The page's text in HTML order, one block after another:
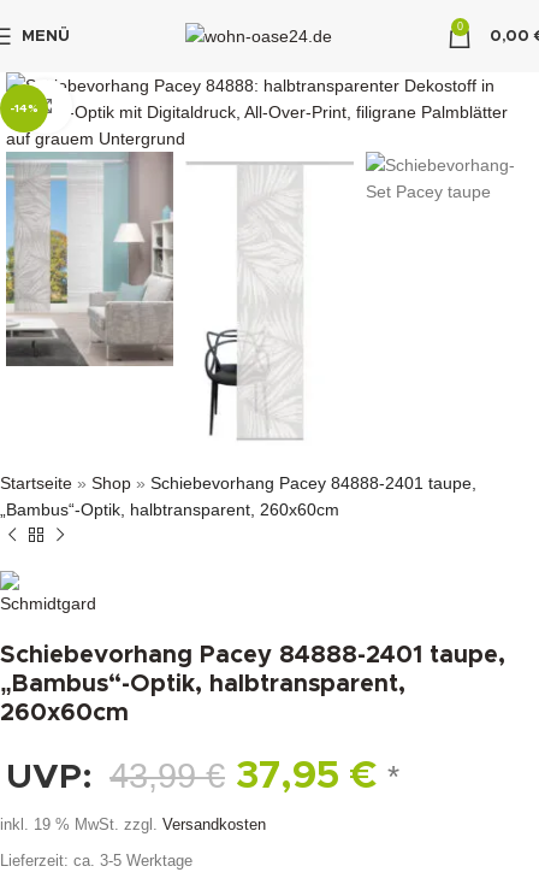
MENÜ
0
0,00
-14% klicken um zu vergrößern
Startseite » Shop » Schiebevorhang Pacey 84888-2401 taupe,
„Bambus“-Optik, halbtransparent, 260x60cm
Schiebevorhang Pacey 84888-2401 taupe,
„Bambus“-Optik, halbtransparent,
260x60cm
UVP: 43,99€ 37,95 € *
inkl. 19 % MwSt. zzgl. Versandkosten
Lieferzeit: ca. 3-5 Werktage